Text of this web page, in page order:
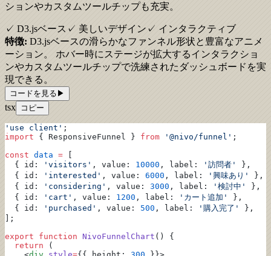
ションやカスタムツールチップも充実。
✓ D3.jsベース ✓ 美しいデザイン ✓ インタラクティブ
特徴: D3.jsベースの滑らかなファンネル形状と豊富なアニメ
ーション。 ホバー時にステージが拡大するインタラクショ
ンやカスタムツールチップで洗練されたダッシュボードを実
現できる。
コードを見る ▶
tsx コピー
'use client' ;
import { ResponsiveFunnel } from '@nivo/funnel' ;
const data =
  { id:
'visitors' , value: 10000 , label: '訪問者'
},
  { id:
'interested' , value: 6000 , label: '興味あり'
},
  { id:
'considering' , value: 3000 , label: '検討中'
},
  { id:
'cart' , value: 1200 , label: 'カート追加'
},
  { id:
'purchased' , value: 500 , label: '購入完了'
},
];
export function NivoFunnelChart () {
  return
(